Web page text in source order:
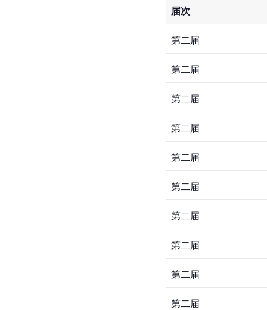
届次
第二届
第二届
第二届
第二届
第二届
第二届
第二届
第二届
第二届
第二届